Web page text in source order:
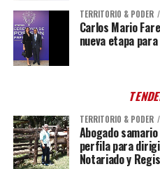
TERRITORIO & PODER
Carlos Mario
nueva etapa
TERRITORIO & PODER
Abogado
perfila para
Notariado y